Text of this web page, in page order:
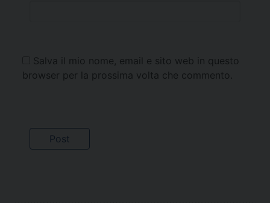
Salva il mio nome, email e sito web in questo
browser per la prossima volta che commento.